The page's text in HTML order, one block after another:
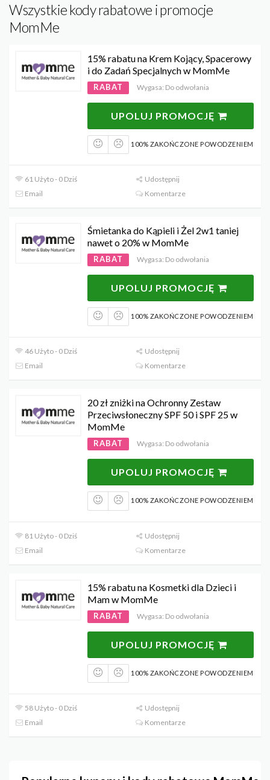
Wszystkie kody rabatowe i promocje
MomMe
15% rabatu na Krem Kojący, Spacerowy
i do Zadań Specjalnych w MomMe
RABAT Wygasa: Do odwołania
UPOLUJ PROMOCJĘ
100% ZAKOŃCZONE POWODZENIEM
61 Użyto - 0 Dziś
Udostępnij
Email
Komentarze
Śmietanka do Kąpieli i Żel 2w1 taniej
nawet o 20% w MomMe
RABAT Wygasa: Do odwołania
UPOLUJ PROMOCJĘ
100% ZAKOŃCZONE POWODZENIEM
46 Użyto - 0 Dziś
Udostępnij
Email
Komentarze
20 zł zniżki na Ochronny Zestaw
Przeciwsłoneczny SPF 50 i SPF 25 w
MomMe
RABAT Wygasa: Do odwołania
UPOLUJ PROMOCJĘ
100% ZAKOŃCZONE POWODZENIEM
81 Użyto - 0 Dziś
Udostępnij
Email
Komentarze
15% rabatu na Kosmetki dla Dzieci i
Mam w MomMe
RABAT Wygasa: Do odwołania
UPOLUJ PROMOCJĘ
100% ZAKOŃCZONE POWODZENIEM
58 Użyto - 0 Dziś
Udostępnij
Email
Komentarze